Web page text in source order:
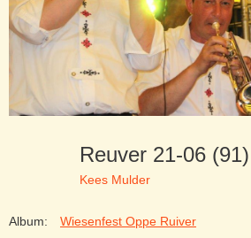
Reuver 21-06 (91)
Kees Mulder
Album: Wiesenfest Oppe Ruiver